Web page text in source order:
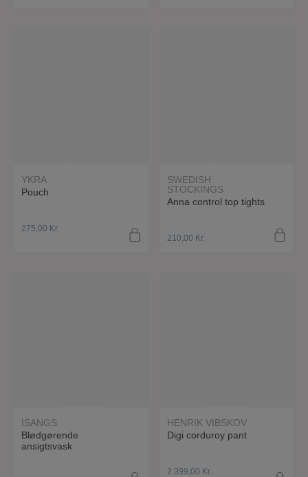
YKRA
Pouch
275,00 Kr.
SWEDISH
STOCKINGS
Anna control top tights
210,00 Kr.
ISANGS
Blødgørende
ansigtsvask
HENRIK VIBSKOV
Digi corduroy pant
2.399,00 Kr.